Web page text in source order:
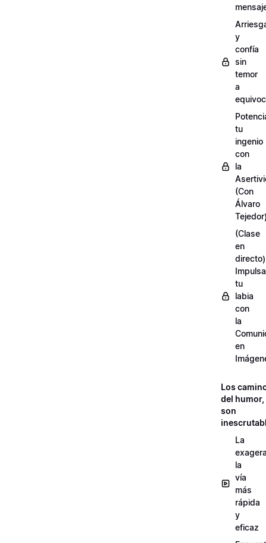
y
confía
sin
temor
a
tu
ingenio
con
la
(Con
Álvaro
(Clase
en
directo)
Impulsa
tu
labia
con
la
en
Los
del humor,
son
La
la
vía
más
rápida
y
eficaz